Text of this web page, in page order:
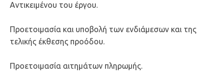
Αντικειμένου του έργου.
Προετοιμασία και υποβολή των ενδιάμεσων και της
τελικής έκθεσης προόδου.
Προετοιμασία αιτημάτων πληρωμής.